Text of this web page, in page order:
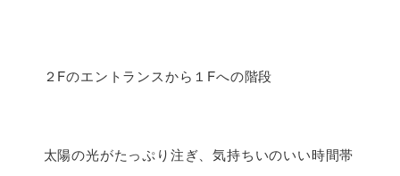
２Fのエントランスから１Fへの階段
太陽の光がたっぷり注ぎ、気持ちいのいい時間帯